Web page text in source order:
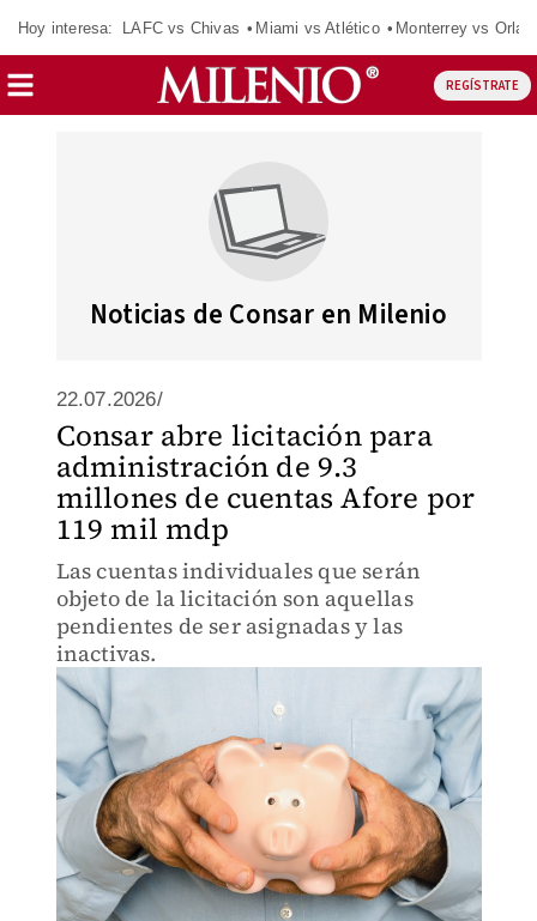
Hoy interesa: LAFC vs Chivas Miami vs Atlético Monterrey vs
REGÍSTRATE
Noticias de Consar en Milenio
22.07.2026/
Consar abre licitación para
administración de 9.3
millones de cuentas Afore por
119 mil mdp
Las cuentas individuales que serán
objeto de la licitación son aquellas
pendientes de ser asignadas y las
inactivas.